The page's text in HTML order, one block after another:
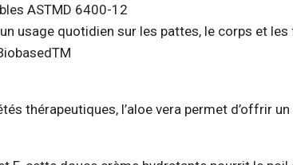
ASTMD 6400-12
usage quotidien sur les pattes, le corps et les
thérapeutiques, l’aloe vera permet d’offrir